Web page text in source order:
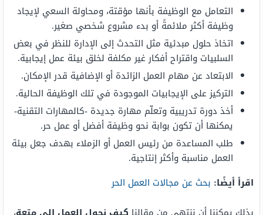
التعامل مع الوظيفة بأنها مؤقتة، ومحاولة السعي لإيجاد
وظيفة أكثر ملائمةً أو بدء مشروع شخصي صغير.
اتخاذ حلول مبدئية مثل التحدث إلى الإدارة للنظر في بعض
السلبيات واقتراح أفكار غير مكلفة لخلق بيئة عمل إيجابية.
الابتعاد عن مهام العمل الزائدة أو الإضافية قدر الإمكان.
التركيز على الإيجابيات الموجودة في تلك الوظيفة الحالية.
أخذ دورة تدريبية وتعلّم مهارة جديدة -كالمهارات التقنية-
يمكنها أن تكون بوابة نحو وظيفة أفضل أو عمل حر.
طلب المساعدة من رئيس العمل أو الزملاء بهدف جعل بيئة
العمل مناسبة وأكثر إنتاجية.
اقرأ أيضًا: بحث عن مجالات العمل الحر